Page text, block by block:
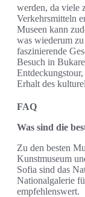
werden, da viele
Verkehrsmitteln
Museen kann
was wiederum
faszinierende
Besuch in
Erhalt des
FAQ
Was sind die
Zu den besten
Kunstmuseum
Sofia sind das
Nationalgalerie
empfehlenswert.